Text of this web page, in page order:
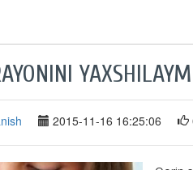
2015-11-16 16:25:06